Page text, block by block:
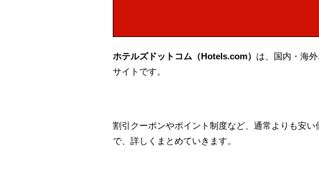
ホテルズドットコム（Hotels.com） は、国内・海
サイトです。
割引クーポンやポイント制度など、通常よりも安
で、詳しくまとめていきます。